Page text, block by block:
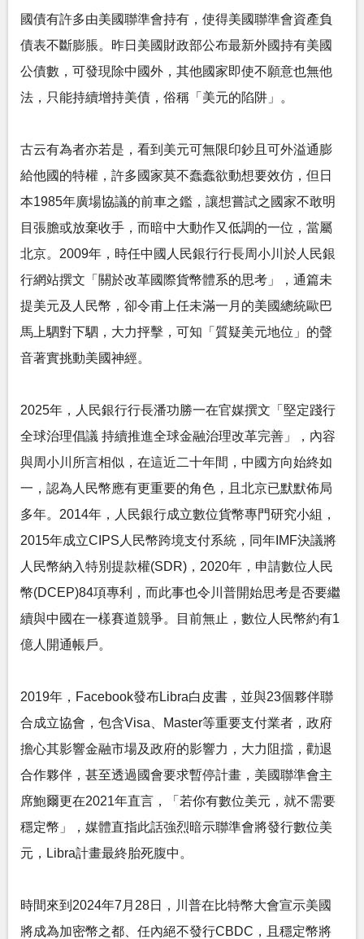
國債有許多由美國聯準會持有，使得美國聯準會資產負
債表不斷膨脹。昨日美國財政部公布最新外國持有美國
公債數，可發現除中國外，其他國家即使不願意也無他
法，只能持續增持美債，俗稱「美元的陷阱」。
古云有為者亦若是，看到美元可無限印鈔且可外溢通膨
給他國的特權，許多國家莫不蠢蠢欲動想要效仿，但日
本1985年廣場協議的前車之鑑，讓想嘗試之國家不敢明
目張膽或放棄收手，而暗中大動作又低調的一位，當屬
北京。2009年，時任中國人民銀行行長周小川於人民銀
行網站撰文「關於改革國際貨幣體系的思考」，通篇未
提美元及人民幣，卻令甫上任未滿一月的美國總統歐巴
馬上駟對下駟，大力抨擊，可知「質疑美元地位」的聲
音著實挑動美國神經。
2025年，人民銀行行長潘功勝一在官媒撰文「堅定踐行
全球治理倡議 持續推進全球金融治理改革完善」，內容
與周小川所言相似，在這近二十年間，中國方向始終如
一，認為人民幣應有更重要的角色，且北京已默默佈局
多年。2014年，人民銀行成立數位貨幣專門研究小組，
2015年成立CIPS人民幣跨境支付系統，同年IMF決議將
人民幣納入特別提款權(SDR)，2020年，申請數位人民
幣(DCEP)84項專利，而此事也令川普開始思考是否要繼
續與中國在一樣賽道競爭。目前無止，數位人民幣約有1
億人開通帳戶。
2019年，Facebook發布Libra白皮書，並與23個夥伴聯
合成立協會，包含Visa、Master等重要支付業者，政府
擔心其影響金融市場及政府的影響力，大力阻擋，勸退
合作夥伴，甚至透過國會要求暫停計畫，美國聯準會主
席鮑爾更在2021年直言，「若你有數位美元，就不需要
穩定幣」，媒體直指此話強烈暗示聯準會將發行數位美
元，Libra計畫最終胎死腹中。
時間來到2024年7月28日，川普在比特幣大會宣示美國
將成為加密幣之都、任內絕不發行CBDC，且穩定幣將